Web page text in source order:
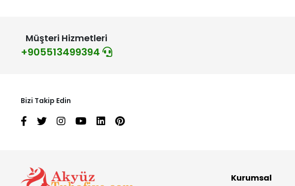
Müşteri Hizmetleri
+905513499394
Bizi Takip Edin
Kurumsal